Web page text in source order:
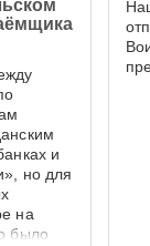
и
но для
на
было